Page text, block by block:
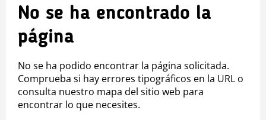
No se ha encontrado la
página
No se ha podido encontrar la página solicitada.
Comprueba si hay errores tipográficos en la URL o
consulta nuestro mapa del sitio web para
encontrar lo que necesites.